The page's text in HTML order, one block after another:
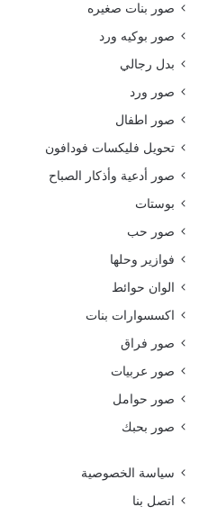
صور بنات صغيره
صور بوكيه ورد
بدل رجالي
صور ورد
صور اطفال
تحويل فليكسات فودافون
صور أدعية وأذكار الصباح
بوستات
صور حب
فوازير وحلها
الوان حوائط
اكسسوارات بنات
صور فراق
صور عربيات
صور حوامل
صور بحبك
سياسة الخصوصية
اتصل بنا